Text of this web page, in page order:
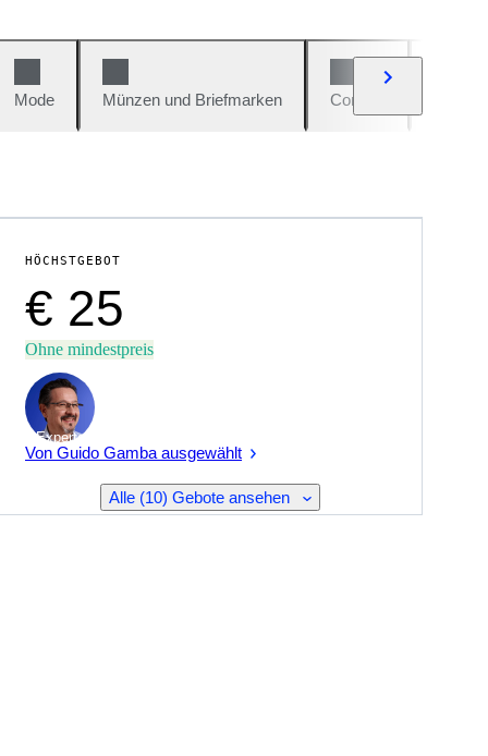
Mode Münzen und Briefmarken Comics
HÖCHSTGEBOT
€ 25
Ohne mindestpreis
Experte
Von Guido Gamba ausgewählt
Alle (10) Gebote ansehen